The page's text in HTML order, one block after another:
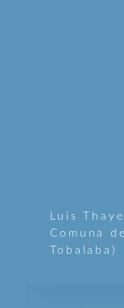
Luis
Comuna
Tobalaba)